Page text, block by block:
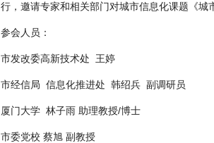
行，邀请专家和相关部门对城市信息化课题《城
参会人员：
市发改委高新技术处 王婷
市经信局 信息化推进处 韩绍兵 副调研员
厦门大学 林子雨 助理教授/博士
市委党校 蔡旭 副教授